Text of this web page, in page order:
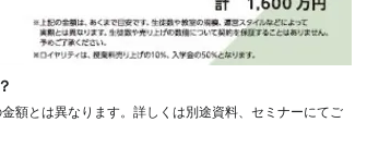
額とは異なります。詳しくは別途資料、セミナーにてご